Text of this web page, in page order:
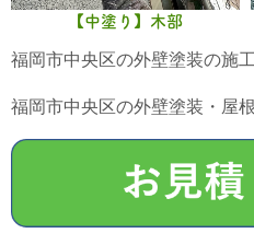
【中塗り】木部
福岡市中央区の外壁塗装の施
福岡市中央区の外壁塗装・屋